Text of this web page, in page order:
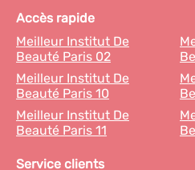
Accès rapide
Meilleur Institut De
Beauté Paris 02
Meilleur Institut De
Beauté Paris 10
Meilleur Institut De
Beauté Paris 11
Service clients